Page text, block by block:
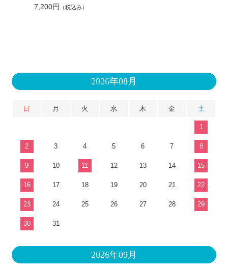
7,200円
（税込み）
2026年08月
日 月 火 水 木 金 土
1
2 3 4 5 6 7 8
9 10 11 12 13 14 15
16 17 18 19 20 21 22
23 24 25 26 27 28 29
30 31
2026年09月